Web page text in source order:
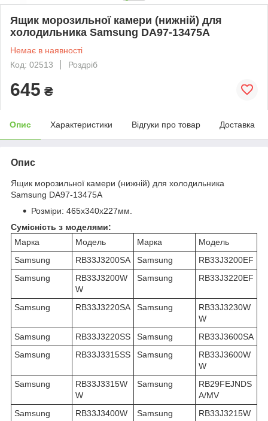
Ящик морозильної камери (нижній) для
холодильника Samsung DA97-13475A
Немає в наявності
Код: 02513
Роздріб
645 ₴
Опис Характеристики Відгуки про товар Доставка
Опис
Ящик морозильної камери (нижній) для холодильника
Samsung DA97-13475A
Розміри: 465x340x227мм.
Сумісність з моделями:
Марка
Модель Марка
Модель
Samsung
RB33J3200SA Samsung
RB33J3200EF
Samsung
RB33J3200W
W
Samsung RB33J3220EF
Samsung RB33J3220SA Samsung
RB33J3230W
W
Samsung
RB33J3220SS Samsung
RB33J3600SA
Samsung
RB33J3315SS Samsung
RB33J3600W
W
Samsung
RB33J3315W
W
Samsung
RB29FEJNDS
A/MV
Samsung
RB33J3400W
Samsung
RB33J3215W